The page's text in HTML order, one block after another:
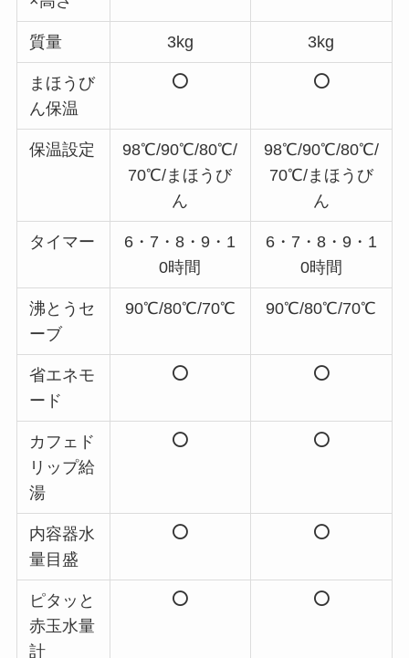
質量 3kg 3kg
まほうび
ん保温
保温設定
98℃/90℃/80℃/
70℃/まほうび
ん
98℃/90℃/80℃/
70℃/まほうび
ん
タイマー
6・7・8・9・1
0時間
6・7・8・9・1
0時間
沸とうセ
ーブ
90℃/80℃/70℃ 90℃/80℃/70℃
省エネモ
ード
カフェド
リップ給
湯
内容器水
量目盛
ピタッと
赤玉水量
計